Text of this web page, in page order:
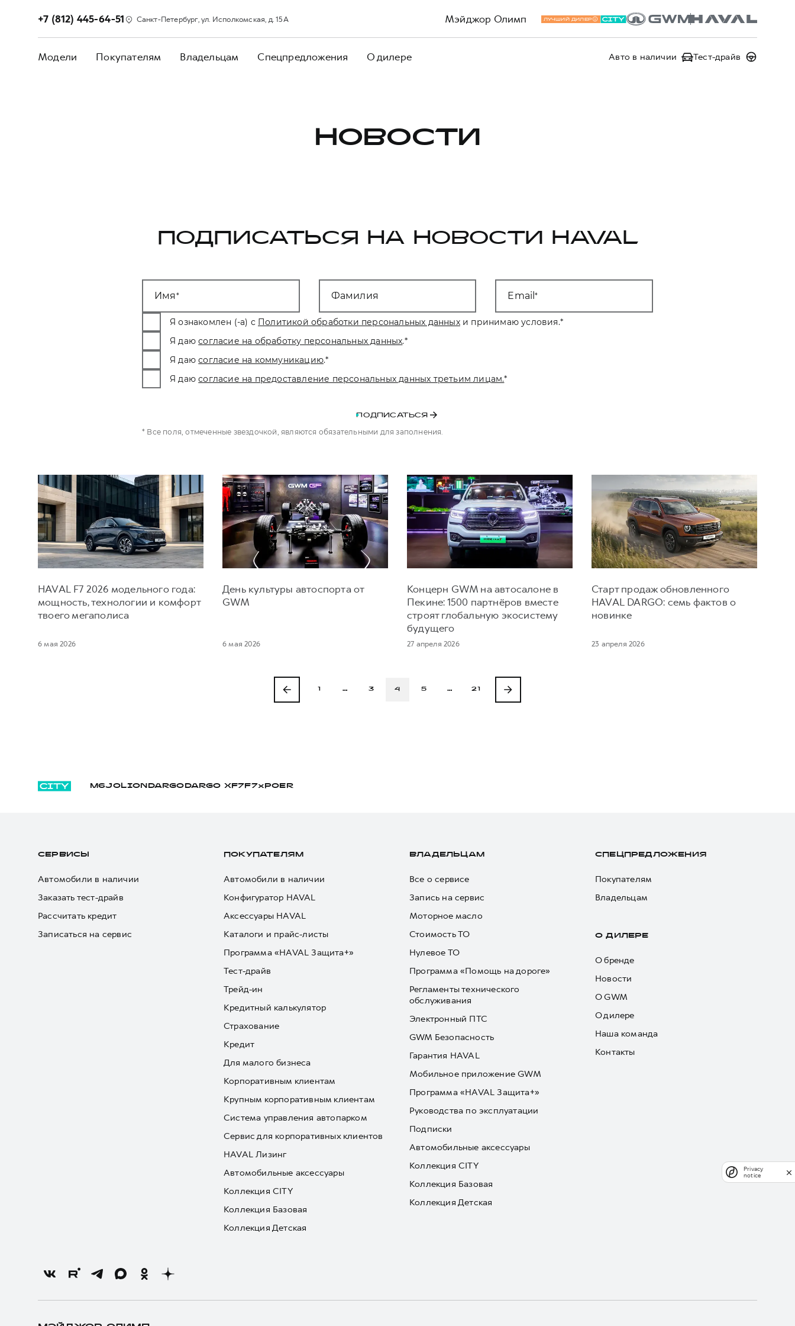
Мэйджор Олимп
+7 (812) 445-64-51 Санкт-Петербург, ул. Исполкомская, д. 15А ЛУЧШИЙ ДИЛЕР
Модели Покупателям Владельцам Спецпредложения О дилере Авто в наличии Тест-драйв
НОВОСТИ
ПОДПИСАТЬСЯ НА НОВОСТИ HAVAL
Имя Фамилия Email
Я ознакомлен (-а) с Политикой обработки персональных данных и принимаю условия.*
Я даю согласие на обработку персональных данных.*
Я даю согласие на коммуникацию.*
Я даю согласие на предоставление персональных данных третьим лицам.*
ПОДПИСАТЬСЯ
* Все поля, отмеченные звездочкой, являются обязательными для заполнения.
HAVAL F7 2026 модельного года:
мощность, технологии и комфорт
твоего мегаполиса
6 мая 2026
День культуры автоспорта от
GWM
6 мая 2026
Концерн GWM на автосалоне в
Пекине: 1500 партнёров вместе
строят глобальную экосистему
будущего
27 апреля 2026
Старт продаж обновленного
HAVAL DARGO: семь фактов о
новинке
23 апреля 2026
1 … 3 4 5 … 21
M6JOLION DARGO DARGO Х F7 F7x POER
СЕРВИСЫ
Автомобили в наличии
Заказать тест-драйв
Рассчитать кредит
Записаться на сервис
ПОКУПАТЕЛЯМ
Автомобили в наличии
Конфигуратор HAVAL
Аксессуары HAVAL
Каталоги и прайс-листы
Программа «HAVAL Защита+»
Тест-драйв
Трейд-ин
Кредитный калькулятор
Страхование
Кредит
Для малого бизнеса
Корпоративным клиентам
Крупным корпоративным клиентам
Система управления автопарком
Сервис для корпоративных клиентов
HAVAL Лизинг
Автомобильные аксессуары
Коллекция CITY
Коллекция Базовая
Коллекция Детская
ВЛАДЕЛЬЦАМ
Все о сервисе
Запись на сервис
Моторное масло
Стоимость ТО
Нулевое ТО
Программа «Помощь на дороге»
Регламенты технического
обслуживания
Электронный ПТС
GWM Безопасность
Гарантия HAVAL
Мобильное приложение GWM
Программа «HAVAL Защита+»
Руководства по эксплуатации
Подписки
Автомобильные аксессуары
Коллекция CITY
Коллекция Базовая
Коллекция Детская
СПЕЦПРЕДЛОЖЕНИЯ
Покупателям
Владельцам
О ДИЛЕРЕ
О бренде
Новости
О GWM
О дилере
Наша команда
Контакты
Privacy
notice